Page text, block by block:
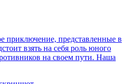
приключение, представленные в
взять на себя роль юного
на своем пути. Наша